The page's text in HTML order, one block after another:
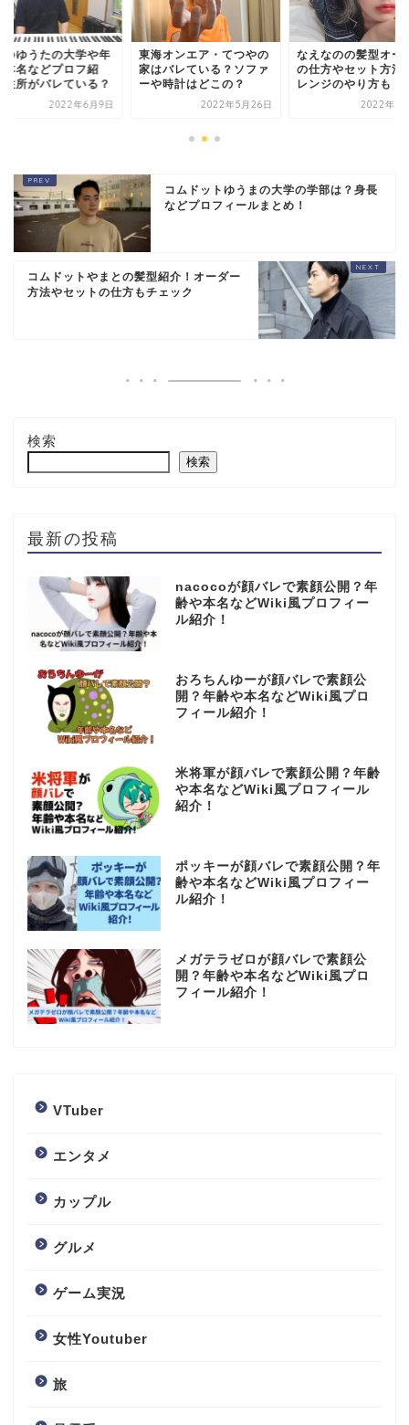
ゆゆうたの大学や年
本名などプロフ紹
住所がバレている？
2022年6月9日
東海オンエア・てつやの
家はバレている？ソファ
ーや時計はどこの？
2022年5月26日
なえなのの髪型オー
の仕方やセット方法
レンジのやり方も！
2022年8
コムドットゆうまの大学の学部は？身長
などプロフィールまとめ！
コムドットやまとの髪型紹介！オーダー
方法やセットの仕方もチェック
検索
検索
最新の投稿
nacocoが顔バレで素顔公開？年
齢や本名などWiki風プロフィー
ル紹介！
おろちんゆーが顔バレで素顔公
開？年齢や本名などWiki風プロ
フィール紹介！
米将軍が顔バレで素顔公開？年齢
や本名などWiki風プロフィール
紹介！
ポッキーが顔バレで素顔公開？年
齢や本名などWiki風プロフィー
ル紹介！
メガテラゼロが顔バレで素顔公
開？年齢や本名などWiki風プロ
フィール紹介！
VTuber
エンタメ
カップル
グルメ
ゲーム実況
女性Youtuber
旅